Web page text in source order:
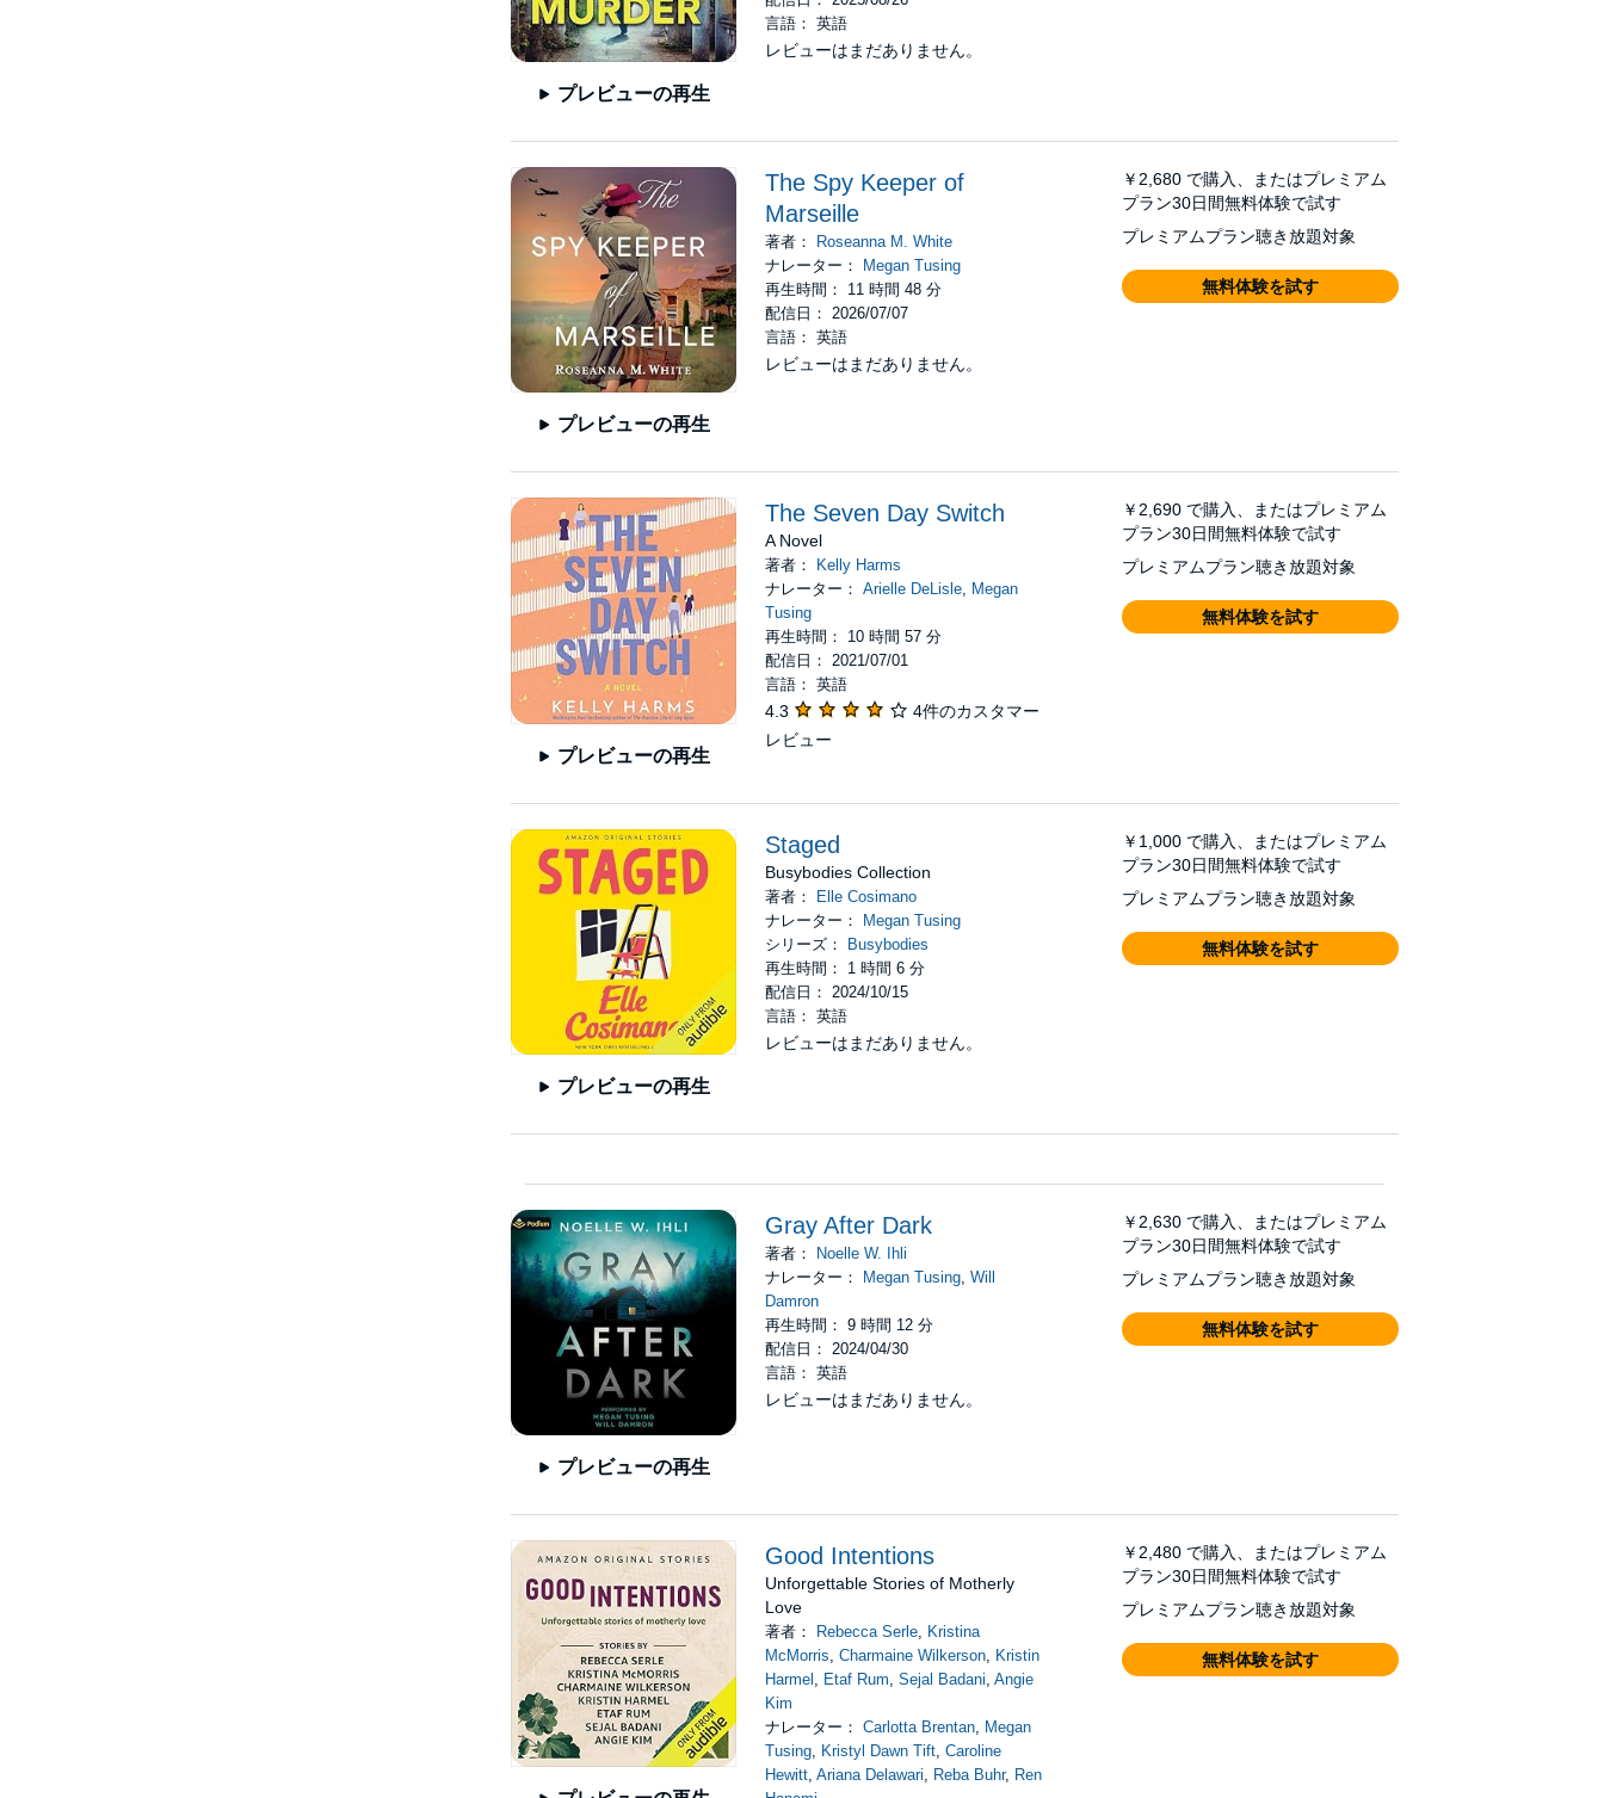
プレビューの再生
言語： 英語
レビューはまだありません。
プレビューの再生
The Spy Keeper of
Marseille
著者：
Roseanna M. White
ナレーター：
Megan Tusing
再生時間： 11 時間 48 分
配信日： 2026/07/07
言語： 英語
レビューはまだありません。
￥2,680 で購入、またはプレミアム
プラン30日間無料体験で試す
プレミアムプラン聴き放題対象
無料体験を試す
プレビューの再生
The Seven Day Switch
A Novel
著者：
Kelly Harms
ナレーター：Arielle DeLisle, Megan
Tusing
再生時間： 10 時間 57 分
配信日： 2021/07/01
言語： 英語
4.3
4件のカスタマー
レビュー
￥2,690 で購入、またはプレミアム
プラン30日間無料体験で試す
プレミアムプラン聴き放題対象
無料体験を試す
プレビューの再生
Staged
Busybodies Collection
著者： Elle Cosimano
ナレーター： Megan Tusing
シリーズ： Busybodies
再生時間： 1 時間 6 分
配信日： 2024/10/15
言語： 英語
レビューはまだありません。
￥1,000 で購入、またはプレミアム
プラン30日間無料体験で試す
プレミアムプラン聴き放題対象
無料体験を試す
プレビューの再生
Gray After Dark
著者：
Noelle W. Ihli
ナレーター：
Megan Tusing ,Will
Damron
再生時間： 9 時間 12 分
配信日： 2024/04/30
言語： 英語
レビューはまだありません。
￥2,630 で購入、またはプレミアム
プラン30日間無料体験で試す
プレミアムプラン聴き放題対象
無料体験を試す
Good Intentions
Unforgettable Stories of Motherly
Love
著者： Rebecca Serle, Kristina
McMorris,Charmaine Wilkerson, Kristin
Harmel , Etaf Rum,Sejal Badani,Angie
Kim
ナレーター：Carlotta Brentan, Megan
Tusing, Kristyl Dawn Tift,Caroline
Hewitt,Ariana Delawari, Reba Buhr, Ren
￥2,480 で購入、またはプレミアム
プラン30日間無料体験で試す
プレミアムプラン聴き放題対象
無料体験を試す